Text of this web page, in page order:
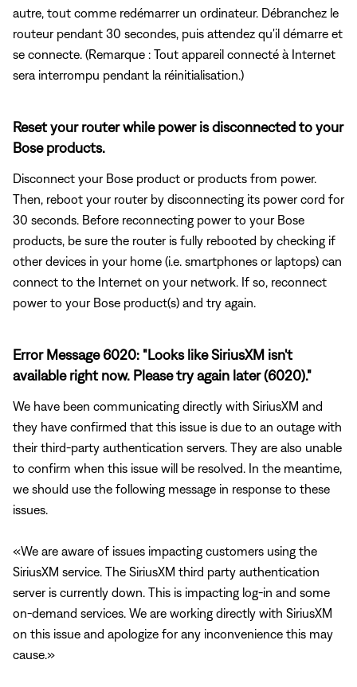
autre, tout comme redémarrer un ordinateur. Débranchez le
routeur pendant 30 secondes, puis attendez qu'il démarre et
se connecte. (Remarque : Tout appareil connecté à Internet
sera interrompu pendant la réinitialisation.)
Reset your router while power is disconnected to your
Bose products.
Disconnect your Bose product or products from power.
Then, reboot your router by disconnecting its power cord for
30 seconds. Before reconnecting power to your Bose
products, be sure the router is fully rebooted by checking if
other devices in your home (i.e. smartphones or laptops) can
connect to the Internet on your network. If so, reconnect
power to your Bose product(s) and try again.
Error Message 6020: "Looks like SiriusXM isn't
available right now. Please try again later (6020)."
We have been communicating directly with SiriusXM and
they have confirmed that this issue is due to an outage with
their third-party authentication servers. They are also unable
to confirm when this issue will be resolved. In the meantime,
we should use the following message in response to these
issues.
We are aware of issues impacting customers using the
SiriusXM service. The SiriusXM third party authentication
server is currently down. This is impacting log-in and some
on-demand services. We are working directly with SiriusXM
on this issue and apologize for any inconvenience this may
cause.